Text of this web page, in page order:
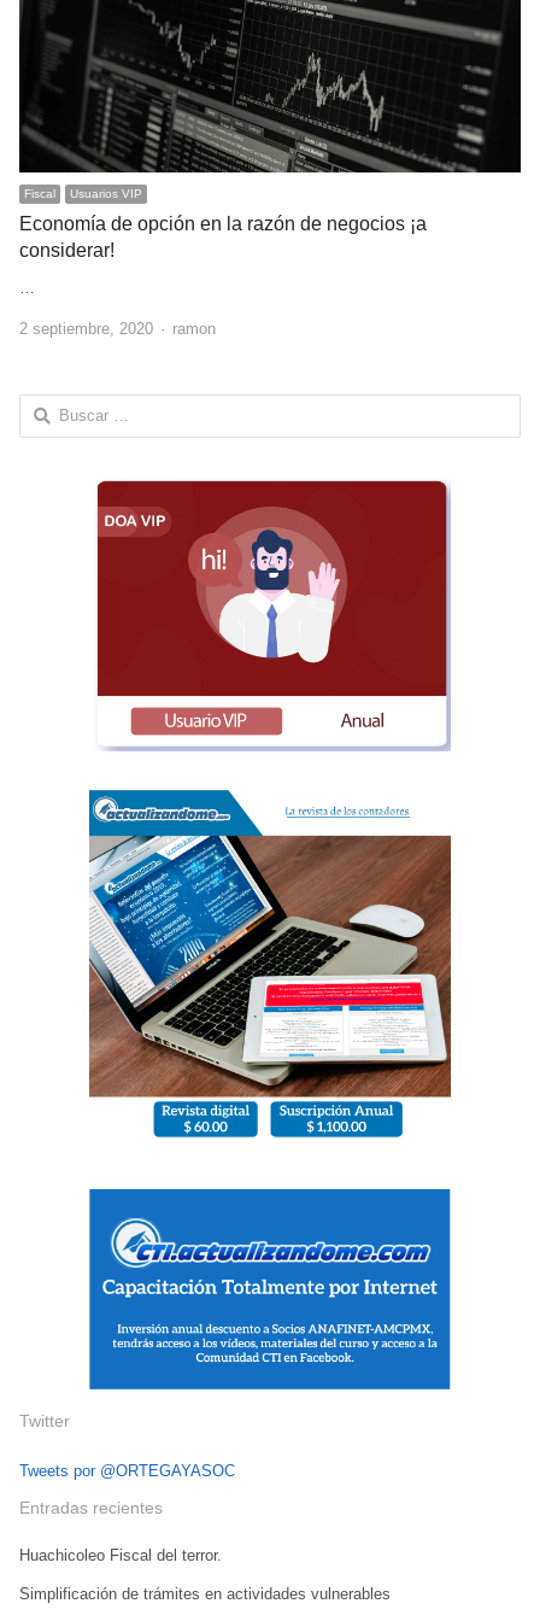
Fiscal Usuarios VIP
Economía de opción en la razón de negocios ¡a
considerar!
2 septiembre, 2020 Author
ramon
Buscar:
Twitter
Tweets por @ORTEGAYASOC
Entradas recientes
Huachicoleo Fiscal del terror.
Simplificación de trámites en actividades vulnerables